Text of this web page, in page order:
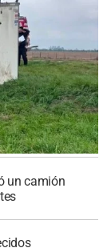
un camión